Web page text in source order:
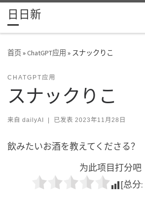
Skip to content
日日新
首页»ChatGPT应用 » スナックりこ
CHATGPT应用
スナックりこ
来自 dailyAI | 已发表 2023年11月28日
飲みたいお酒を教えてくださる？
为此项目打分吧
[总分: